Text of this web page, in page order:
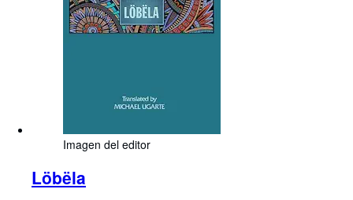
Imagen del editor
Löbëla